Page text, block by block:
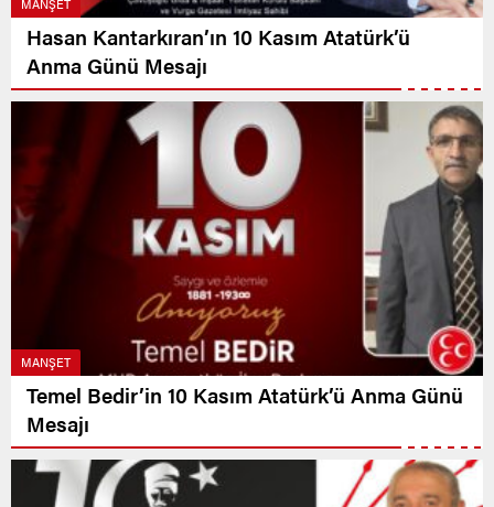
MANŞET
Hasan Kantarkıran’ın 10 Kasım Atatürk’ü
Anma Günü Mesajı
MANŞET
Temel Bedir’in 10 Kasım Atatürk’ü Anma Günü
Mesajı